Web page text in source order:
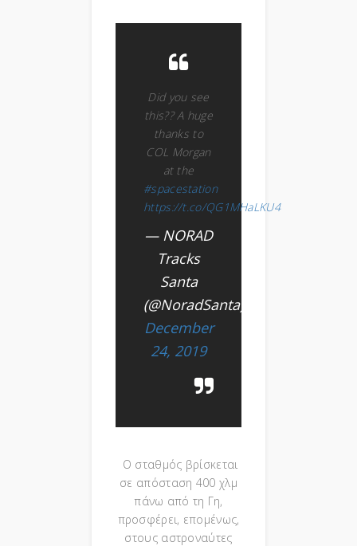
Did you see
this?? A huge
thanks to
COL Morgan
at the
#spacestation
https://t.co/QG1MHaLKU4
— NORAD
Tracks
Santa
(@NoradSanta)
December
24, 2019
Ο σταθμός βρίσκεται
σε απόσταση 400 χλμ
πάνω από τη Γη,
προσφέρει, επομένως,
στους αστροναύτες